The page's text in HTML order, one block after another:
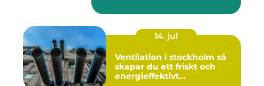
14. jul
Ventilation i stockholm så
skapar du ett friskt och
energieffektivt